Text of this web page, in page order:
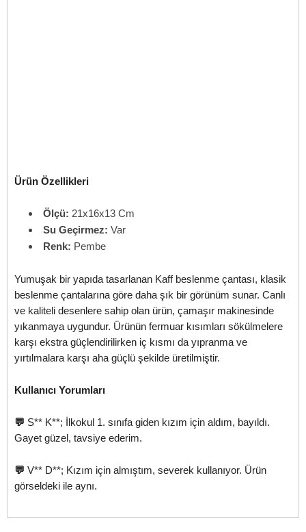
Ürün Özellikleri
Ölçü: 21x16x13 Cm
Su Geçirmez: Var
Renk: Pembe
Yumuşak bir yapıda tasarlanan Kaff beslenme çantası, klasik
beslenme çantalarına göre daha şık bir görünüm sunar. Canlı
ve kaliteli desenlere sahip olan ürün, çamaşır makinesinde
yıkanmaya uygundur. Ürünün fermuar kısımları sökülmelere
karşı ekstra güçlendirilirken iç kısmı da yıpranma ve
yırtılmalara karşı aha güçlü şekilde üretilmiştir.
Kullanıcı Yorumları
💬 S** K**; İlkokul 1. sınıfa giden kızım için aldım, bayıldı.
Gayet güzel, tavsiye ederim.
💬 V** D**; Kızım için almıştım, severek kullanıyor. Ürün
görseldeki ile aynı.